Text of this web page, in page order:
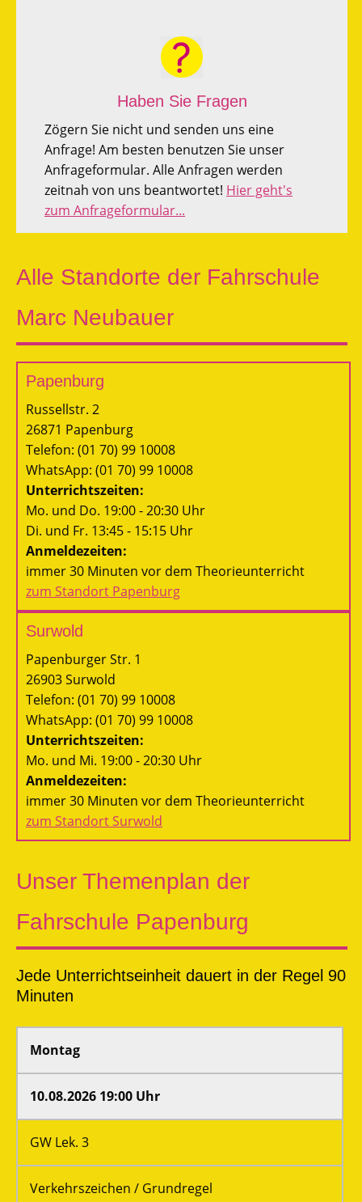
Haben Sie Fragen
Zögern Sie nicht und senden uns eine
Anfrage! Am besten benutzen Sie unser
Anfrageformular. Alle Anfragen werden
zeitnah von uns beantwortet! Hier geht's
zum Anfrageformular...
Alle Standorte der Fahrschule
Marc Neubauer
Papenburg
Russellstr. 2
26871 Papenburg
Telefon: (01 70) 99 10008
WhatsApp: (01 70) 99 10008
Unterrichtszeiten:
Mo. und Do. 19:00 - 20:30 Uhr
Di. und Fr. 13:45 - 15:15 Uhr
Anmeldezeiten:
immer 30 Minuten vor dem Theorieunterricht
zum Standort Papenburg
Surwold
Papenburger Str. 1
26903 Surwold
Telefon: (01 70) 99 10008
WhatsApp: (01 70) 99 10008
Unterrichtszeiten:
Mo. und Mi. 19:00 - 20:30 Uhr
Anmeldezeiten:
immer 30 Minuten vor dem Theorieunterricht
zum Standort Surwold
Unser Themenplan der
Fahrschule Papenburg
Jede Unterrichtseinheit dauert in der Regel 90
Minuten
Montag
10.08.2026 19:00 Uhr
GW Lek. 3
Verkehrszeichen / Grundregel